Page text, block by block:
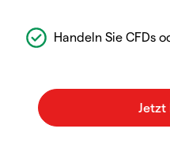
Handeln Sie CFDs